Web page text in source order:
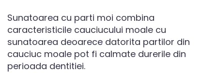
Sunatoarea cu parti moi combina
caracteristicile cauciucului moale cu
sunatoarea deoarece datorita partilor din
cauciuc moale pot fi calmate durerile din
perioada dentitiei.